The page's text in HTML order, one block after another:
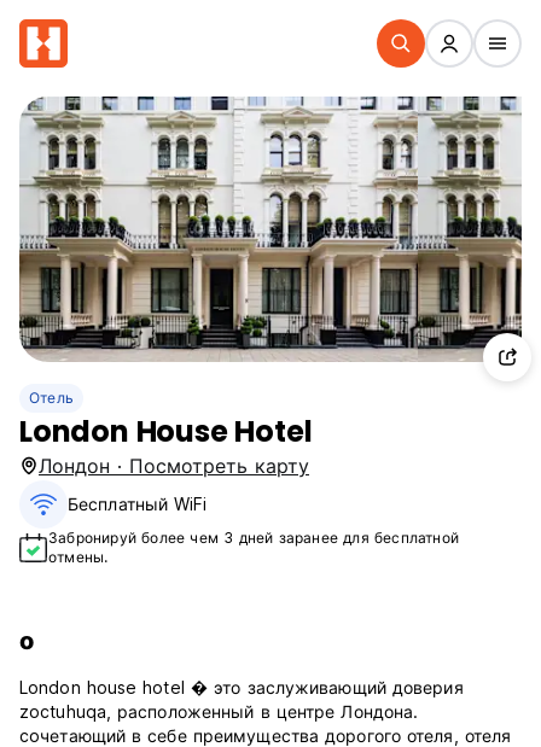
Отель
London House Hotel
Лондон · Посмотреть карту
Бесплатный WiFi
Забронируй более чем 3 дней заранее для бесплатной
отмены.
о
London house hotel � это заслуживающий доверия
zoctuhuqa, расположенный в центре Лондона.
coчетающий в себе преимущества дорогого отеля, отеля